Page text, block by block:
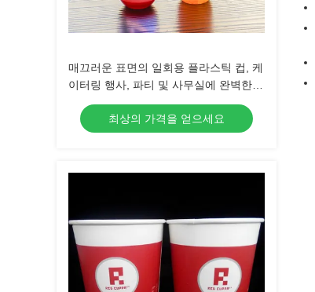
매끄러운 표면의 일회용 플라스틱 컵, 케
이터링 행사, 파티 및 사무실에 완벽한
골판지 상자
최상의 가격을 얻으세요